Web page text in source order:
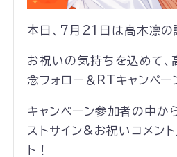
本日、7月21日は高木凛
お祝いの気持ちを込めて
念フォロー＆RTキャンペー
キャンペーン参加者の中か
ストサイン&お祝いコメン
ト！